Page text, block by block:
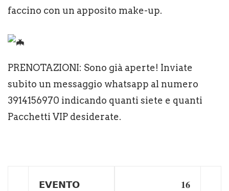
faccino con un apposito make-up.
PRENOTAZIONI: Sono già aperte! Inviate
subito un messaggio whatsapp al numero
3914156970 indicando quanti siete e quanti
Pacchetti VIP desiderate.
𝗘𝗩𝗘𝗡𝗧𝗢
𝟏𝟔